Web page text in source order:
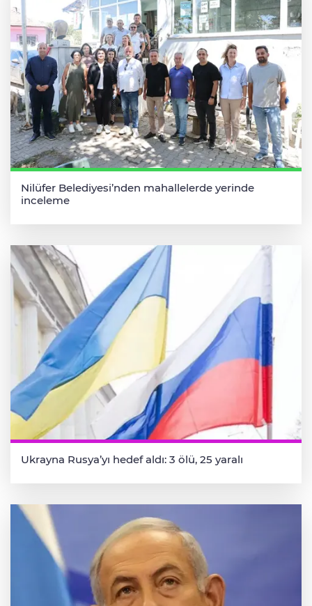
Nilüfer Belediyesi’nden mahallelerde yerinde
inceleme
Ukrayna Rusya’yı hedef aldı: 3 ölü, 25 yaralı